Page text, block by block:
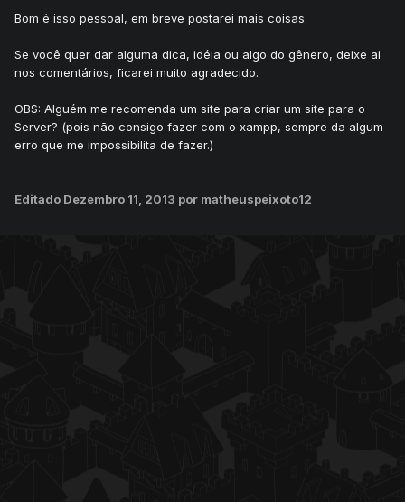
Bom é isso pessoal, em breve postarei mais coisas.
Se você quer dar alguma dica, idéia ou algo do gênero, deixe ai
nos comentários, ficarei muito agradecido.
OBS: Alguém me recomenda um site para criar um site para o
Server? (pois não consigo fazer com o xampp, sempre da algum
erro que me impossibilita de fazer.)
Editado Dezembro 11, 2013 por matheuspeixoto12